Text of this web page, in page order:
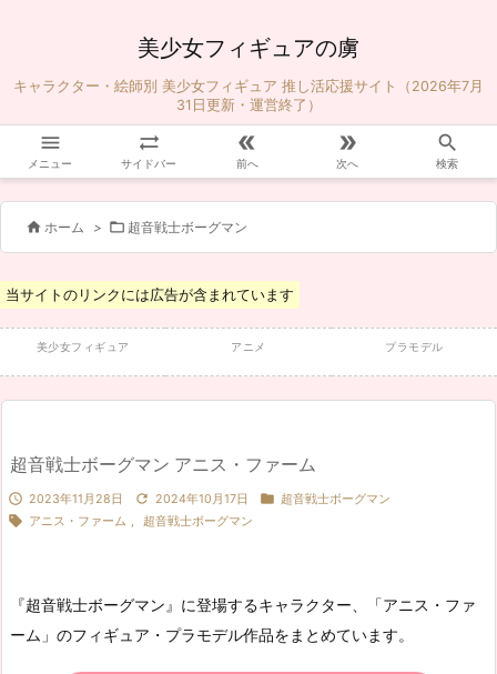
美少女フィギュアの虜
キャラクター・絵師別 美少女フィギュア 推し活応援サイト（2026年7月
31日更新・運営終了）

メニュー

サイドバー

前へ

次へ

検索
 ホーム >  超音戦士ボーグマン
当サイトのリンクには広告が含まれています
美少女フィギュア アニメ プラモデル
超音戦士ボーグマン アニス・ファーム
 2023年11月28日  2024年10月17日  超音戦士ボーグマン
 アニス・ファーム , 超音戦士ボーグマン
『超音戦士ボーグマン』に登場するキャラクター、「アニス・ファ
ーム」のフィギュア・プラモデル作品をまとめています。